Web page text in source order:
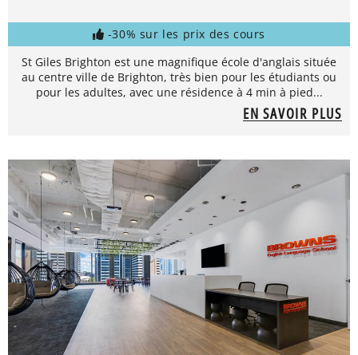
-30% sur les prix des cours
St Giles Brighton est une magnifique école d'anglais située
au centre ville de Brighton, très bien pour les étudiants ou
pour les adultes, avec une résidence à 4 min à pied...
EN SAVOIR PLUS